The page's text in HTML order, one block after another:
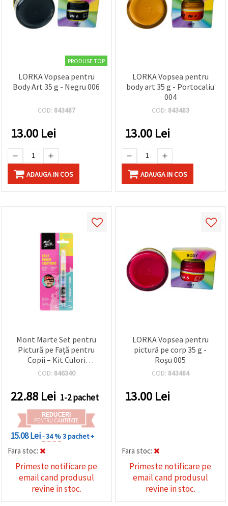
PRODUSE TOP
LORKA Vopsea pentru
Body Art 35 g - Negru 006
COD: 843487
13.00 Lei
ADAUGA IN COS
LORKA Vopsea pentru
body art 35 g - Portocaliu
004
COD: 843483
13.00 Lei
ADAUGA IN COS
Mont Marte Set pentru
Pictură pe Față pentru
Copii – Kit Culori
Strălucitoare
COD: 846340
22.88 Lei 1-2 pachet
REDUCERI
PENTRU CANTITATE
15.08 Lei- 34 %3 pachet +
Fara stoc:
Primeste notificare pe
email cand produsul
revine in stoc.
LORKA Vopsea pentru
pictură pe corp 35 g -
Roșu 005
COD: 843484
13.00 Lei
Fara stoc:
Primeste notificare pe
email cand produsul
revine in stoc.